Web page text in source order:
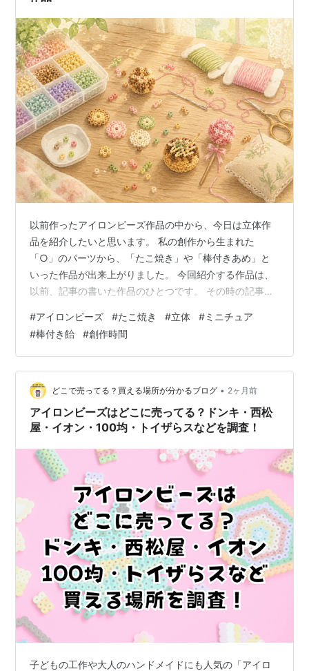
以前作ったアイロンビーズ作品の中から、今日は立体作
品を紹介したいと思います。 私の創作から生まれた
「○」のパーツから、「たこ焼き」や「棒付きあめ」と
いった作品が出来上がりました。 今回紹介する作品は、
以前、記事の書いた作品のひとつです。 その時の記事は
ます。 🍀立体を作ってみようと思ったきっかけ アイロン
ビーズというと平面作品が多いですが、ナノブロックを
見た時に「立体も作れそう」と思いつきました。 ただ、
どのようにしたらよいのか、わからなかったので試行錯
誤の日々でした(笑) 🍀刺繍糸を使ってみた工夫 立体作品
を作るためには、複数のパーツを組み…
#アイロンビーズ #たこ焼き #立体 #ミニチュア
#棒付き飴 #創作時間
どこで売ってる？買える場所が分かるブログ • 2ヶ月前
アイロンビーズはどこに売ってる？ドンキ・西松
屋・イオン・100均・トイザらスなどを調査！
子どもの工作や大人のハンドメイドにも人気の「アイロ